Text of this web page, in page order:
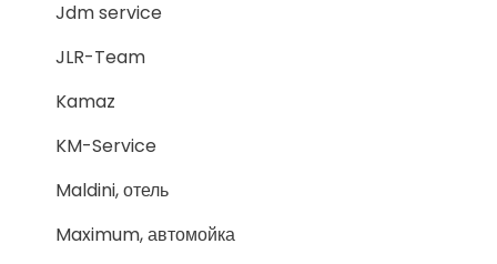
Jdm service
JLR-Team
Kamaz
KM-Service
Maldini, отель
Maximum, автомойка